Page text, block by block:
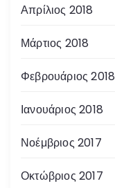
Απρίλιος 2018
Μάρτιος 2018
Φεβρουάριος 2018
Ιανουάριος 2018
Νοέμβριος 2017
Οκτώβριος 2017